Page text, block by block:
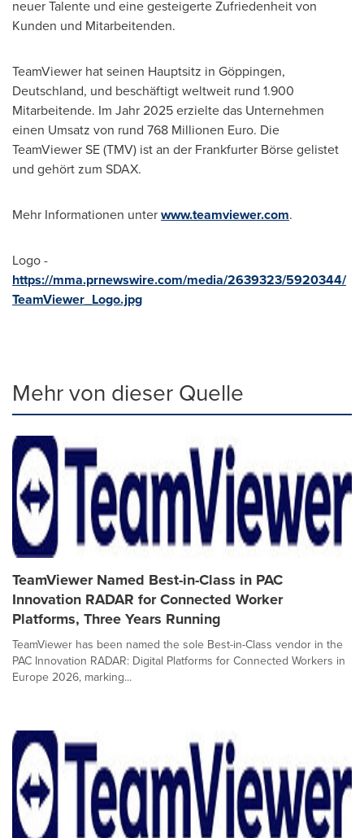
neuer Talente und eine gesteigerte Zufriedenheit von
Kunden und Mitarbeitenden.
TeamViewer hat seinen Hauptsitz in Göppingen,
Deutschland, und beschäftigt weltweit rund 1.900
Mitarbeitende. Im Jahr 2025 erzielte das Unternehmen
einen Umsatz von rund 768 Millionen Euro. Die
TeamViewer SE (TMV) ist an der Frankfurter Börse gelistet
und gehört zum SDAX.
Mehr Informationen unterwww.teamviewer.com.
Logo -
https://mma.prnewswire.com/media/2639323/5920344/
TeamViewer_Logo.jpg
Mehr von dieser Quelle
TeamViewer Named Best-in-Class in PAC
Innovation RADAR for Connected Worker
Platforms, Three Years Running
TeamViewer has been named the sole Best-in-Class vendor in the
PAC Innovation RADAR: Digital Platforms for Connected Workers in
Europe 2026, marking...